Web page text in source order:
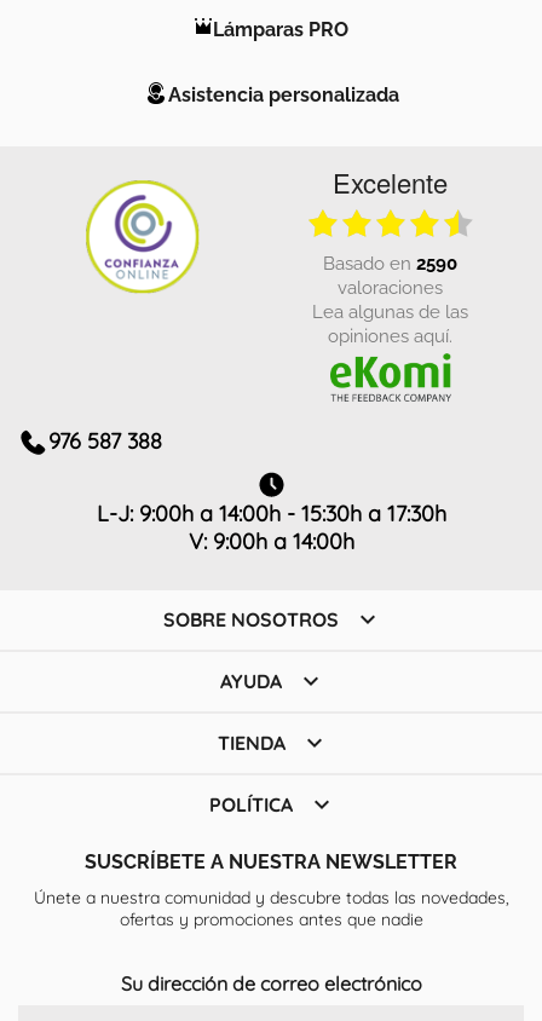
Lámparas PRO
Asistencia personalizada
Excelente
basado en 2590
valoraciones
Lea algunas de las
opiniones aquí.
976 587 388
L-J: 9:00h a 14:00h - 15:30h a 17:30h
V: 9:00h a 14:00h
SOBRE NOSOTROS 
AYUDA 
TIENDA 
POLÍTICA 
SUSCRÍBETE A NUESTRA NEWSLETTER
Únete a nuestra comunidad y descubre todas las novedades,
ofertas y promociones antes que nadie
Su dirección de correo electrónico